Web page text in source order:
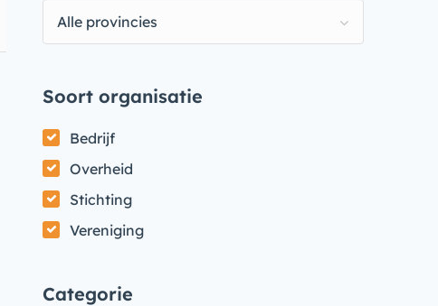
Alle provincies
Soort organisatie
Bedrijf
Overheid
Stichting
Vereniging
Categorie